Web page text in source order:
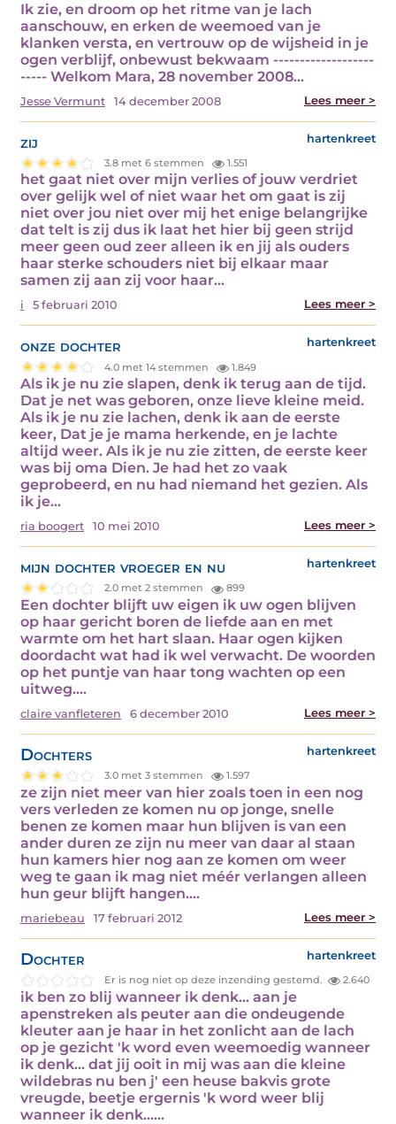
Ik zie, en droom op het ritme van je lach
aanschouw, en erken de weemoed van je
klanken versta, en vertrouw op de wijsheid in je
ogen verblijf, onbewust bekwaam -------------------
----- Welkom Mara, 28 november 2008…
Jesse Vermunt 14 december 2008 Lees meer >
zij hartenkreet
3.8 met 6 stemmen 1.551
het gaat niet over mijn verlies of jouw verdriet
over gelijk wel of niet waar het om gaat is zij
niet over jou niet over mij het enige belangrijke
dat telt is zij dus ik laat het hier bij geen strijd
meer geen oud zeer alleen ik en jij als ouders
haar sterke schouders niet bij elkaar maar
samen zij aan zij voor haar…
i 5 februari 2010 Lees meer >
onze dochter hartenkreet
4.0 met 14 stemmen 1.849
Als ik je nu zie slapen, denk ik terug aan de tijd.
Dat je net was geboren, onze lieve kleine meid.
Als ik je nu zie lachen, denk ik aan de eerste
keer, Dat je je mama herkende, en je lachte
altijd weer. Als ik je nu zie zitten, de eerste keer
was bij oma Dien. Je had het zo vaak
geprobeerd, en nu had niemand het gezien. Als
ik je…
ria boogert 10 mei 2010 Lees meer >
mijn dochter vroeger en nu hartenkreet
2.0 met 2 stemmen 899
Een dochter blijft uw eigen ik uw ogen blijven
op haar gericht boren de liefde aan en met
warmte om het hart slaan. Haar ogen kijken
doordacht wat had ik wel verwacht. De woorden
op het puntje van haar tong wachten op een
uitweg.…
claire vanfleteren 6 december 2010 Lees meer >
Dochters hartenkreet
3.0 met 3 stemmen 1.597
ze zijn niet meer van hier zoals toen in een nog
vers verleden ze komen nu op jonge, snelle
benen ze komen maar hun blijven is van een
ander duren ze zijn nu meer van daar al staan
hun kamers hier nog aan ze komen om weer
weg te gaan ik mag niet méér verlangen alleen
hun geur blijft hangen.…
mariebeau 17 februari 2012 Lees meer >
Dochter hartenkreet
Er is nog niet op deze inzending gestemd. 2.640
ik ben zo blij wanneer ik denk... aan je
apenstreken als peuter aan die ondeugende
kleuter aan je haar in het zonlicht aan de lach
op je gezicht 'k word even weemoedig wanneer
ik denk... dat jij ooit in mij was aan die kleine
wildebras nu ben j' een heuse bakvis grote
vreugde, beetje ergernis 'k word weer blij
wanneer ik denk...…